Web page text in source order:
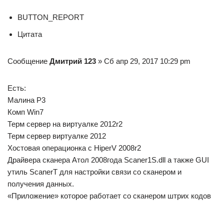
BUTTON_REPORT
Цитата
Сообщение Дмитрий 123 » Сб апр 29, 2017 10:29 pm
Есть:
Малина P3
Комп Win7
Терм сервер на виртуалке 2012r2
Терм сервер виртуалке 2012
Хостовая операционка с HiperV 2008r2
Драйвера сканера Атол 2008года Scaner1S.dll а также GUI
утиль ScanerT для настройки связи со сканером и
получения данных.
«Приложение» которое работает со сканером штрих кодов